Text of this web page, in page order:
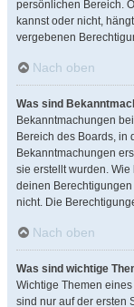
persönlichen Bereich.
kannst oder nicht,
vergebenen
Nach oben
Was sind
Bekanntmachungen
Bereich des Boards, in
Bekanntmachungen
sie erstellt wurden.
deinen
nicht. Die
Nach oben
Was sind wichtige
Wichtige Themen
sind nur auf der ersten